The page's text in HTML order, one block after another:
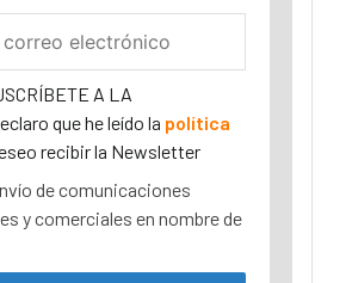
A LA
que he leído la política
recibir la Newsletter
de comunicaciones
y comerciales en nombre de